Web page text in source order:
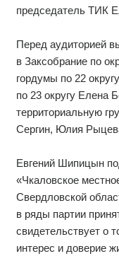
председатель ТИК
Перед аудиторией
в Заксобрание по
гордумы по 22
по 23 округу Елена
территориальную
Сергин, Юлия
Евгений Шипицын
«Чкаловское
Свердловской
в ряды партии
свидетельствует о
интерес и доверие